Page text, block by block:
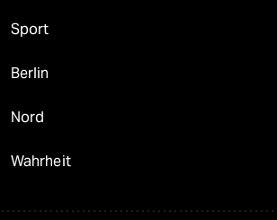
Sport
Berlin
Nord
Wahrheit